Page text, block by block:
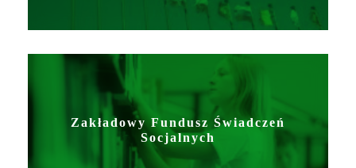
Zakładowy Fundusz Świadczeń
Socjalnych